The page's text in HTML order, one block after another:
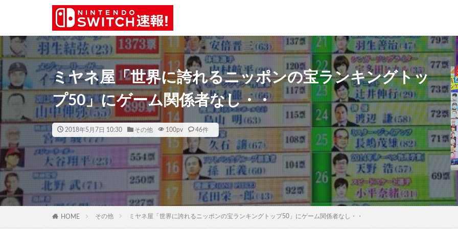
ミヤネ屋「世界に誇れるニッポンの宝ランキングトッ
プ50」にゲーム関係者なし・・
2018年5月7日 10:30 その他 100pv 46件
HOME その他 ミヤネ屋「世界に誇れるニッポンの宝ランキングトップ50」にゲーム関係者なし・・